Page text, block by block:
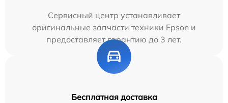
Сервисный центр устанавливает
оригинальные запчасти техники Epson и
предоставляет гарантию до 3 лет.
Бесплатная доставка